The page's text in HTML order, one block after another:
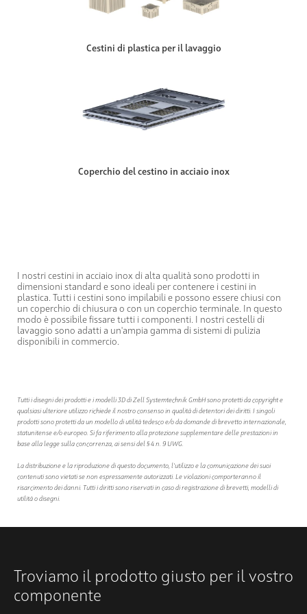
Cestini di plastica per il lavaggio
Coperchio del cestino in acciaio inox
I nostri cestini in acciaio inox di alta qualità sono prodotti in
dimensioni standard e sono ideali per contenere i cestini in
plastica. Tutti i cestini sono impilabili e possono essere chiusi con
un coperchio di chiusura o con un coperchio terminale. In questo
modo è possibile fissare tutti i componenti. I nostri cestelli di
lavaggio sono adatti a un'ampia gamma di sistemi di pulizia
disponibili in commercio.
Tutti i disegni dei prodotti e i modelli 3D di Zell Systemtechnik GmbH sono protetti da copyright e
qualsiasi ulteriore utilizzo richiede il nostro consenso in qualità di detentori dei diritti. I singoli
prodotti sono protetti da un modello di utilità tedesco e/o da domande di brevetto internazionale,
statunitense e/o europeo. Si fa riferimento alla protezione supplementare delle prestazioni in
base alla legge sulla concorrenza, ai sensi del § 4 n. 9 UWG.
La distribuzione e la riproduzione di questo documento, l'utilizzo e la comunicazione dei suoi
contenuti sono vietati se non espressamente autorizzati. Le violazioni comporteranno il
risarcimento dei danni. Tutti i diritti sono riservati in caso di registrazione di brevetti, modelli di
utilità o disegni.
Troviamo il prodotto giusto per il vostro
componente